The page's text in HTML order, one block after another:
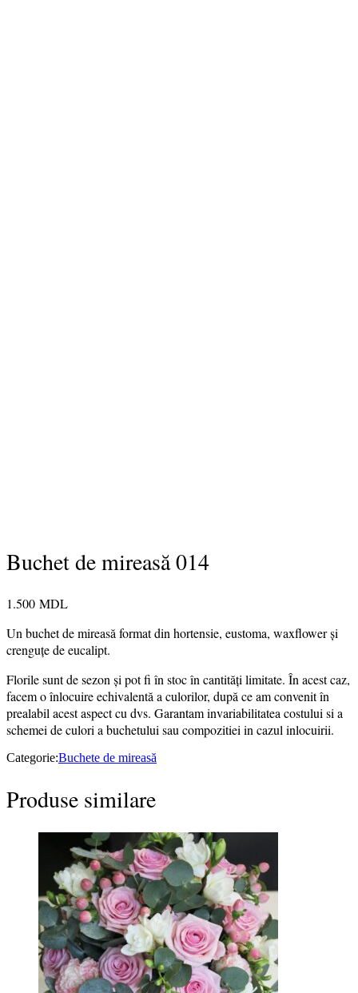
Buchet de mireasă 014
1.500 MDL
Un buchet de mireasă format din hortensie, eustoma, waxflower și
crenguțe de eucalipt.
Florile sunt de sezon și pot fi în stoc în cantități limitate. În acest caz,
facem o înlocuire echivalentă a culorilor, după ce am convenit în
prealabil acest aspect cu dvs. Garantam invariabilitatea costului si a
schemei de culori a buchetului sau compozitiei in cazul inlocuirii.
Categorie:Buchete de mireasă
Produse similare